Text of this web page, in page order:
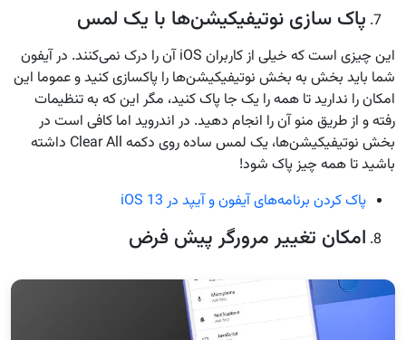
پاک سازی نوتیفیکیشن‌ها با یک لمس
این چیزی است که خیلی از کاربران iOS آن را درک نمی‌کنند. در آیفون
شما باید بخش به بخش نوتیفیکیشن‌ها را پاکسازی کنید و عموما این
امکان را ندارید تا همه را یک جا پاک کنید، مگر این که به تنظیمات
رفته و از طریق منو آن را انجام دهید. در اندروید اما کافی است در
بخش نوتیفیکیشن‌ها، یک لمس ساده روی دکمه Clear All داشته
باشید تا همه چیز پاک شود!
پاک کردن برنامه‌های آیفون و آیپد در iOS 13
امکان تغییر مرورگر پیش فرض